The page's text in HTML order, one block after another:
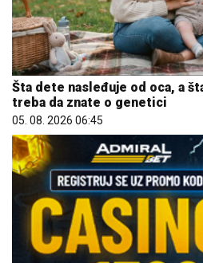
Šta dete nasleđuje od oca, a
treba da znate o genetici
05. 08. 2026 06:45